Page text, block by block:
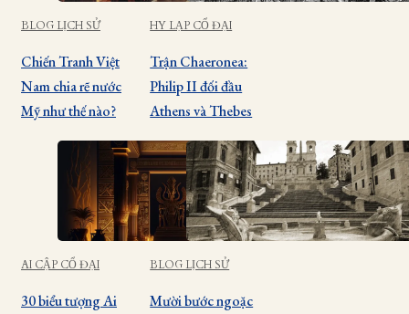
BLOG LỊCH SỬ
Chiến Tranh Việt
Nam chia rẽ nước
Mỹ như thế nào?
HY LẠP CỔ ĐẠI
Trận Chaeronea:
Philip II đối đầu
Athens và Thebes
AI CẬP CỔ ĐẠI
30 biểu tượng Ai
BLOG LỊCH SỬ
Mười bước ngoặc